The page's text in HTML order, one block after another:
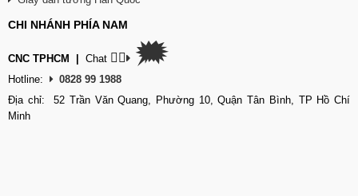
CHI NHÁNH PHÍA NAM
CNC TPHCM Chat 👉🏽 🗯
Hotline:
0828 99 1988
Địa chỉ: 52 Trần Văn Quang, Phường 10, Quận Tân Bình, TP Hồ Chí
Minh